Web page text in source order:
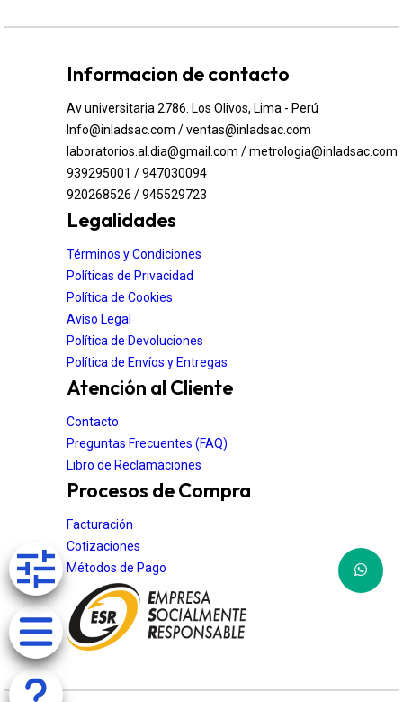
Informacion de contacto
Av universitaria 2786. Los Olivos, Lima - Perú
Info@inladsac.com / ventas@inladsac.com
laboratorios.al.dia@gmail.com / metrologia@inladsac.com
939295001 / 947030094
920268526 / 945529723
Legalidades
Términos y Condiciones
Políticas de Privacidad
Política de Cookies
Aviso Legal
Política de Devoluciones
Política de Envíos y Entregas
Atención al Cliente
Contacto
Preguntas Frecuentes (FAQ)
Libro de Reclamaciones
Procesos de Compra
Facturación
Cotizaciones
Métodos de Pago